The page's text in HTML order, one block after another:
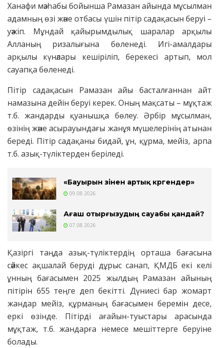
Ханафи мәзһабы бойынша Рамазан айында мұсылман
адамның өзі және отбасы үшін пітір садақасын беруі –
уәжіп. Мұндай қайырымдылық шаралар арқылы
Алланың ризалығына бөленеді. Игі-амалдары
арқылы күнәлары кешіріліп, берекесі артып, мол
сауапқа бөленеді.
Пітір садақасын Рамазан айы басталғаннан айт
намазына дейін беруі керек. Оның мақсаты – мұқтаж
т.б. жандарды қуанышқа бөлеу. Әрбір мұсылман,
өзінің және асырауындағы жанұя мүшелерінің атынан
береді. Пітір садақаны бидай, ұн, құрма, мейіз, арпа
т.б. азық-түліктерден беріледі.
«Бауырын өзінен артық көргендер»
09.08.2026
Ағаш отырғызудың сауабы қандай?
07.08.2026
Қазіргі таңда азық-түліктердің орташа бағасына
сәйкес ақшалай беруді дұрыс санап, ҚМДБ екі келі
ұнның бағасымен 2025 жылдың Рамазан айының
пітірін 655 теңге деп бекітті. Дүниесі бар жомарт
жандар мейіз, құрманың бағасымен беремін десе,
еркі өзінде. Пітірді ағайын-туыстары арасында
мұқтаж, т.б. жандарға немесе мешіттерге беруіне
болады.